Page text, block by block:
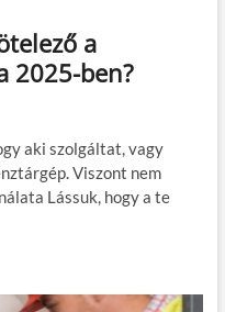
a
2025-ben?
aki szolgáltat, vagy
Viszont nem
Lássuk, hogy a te